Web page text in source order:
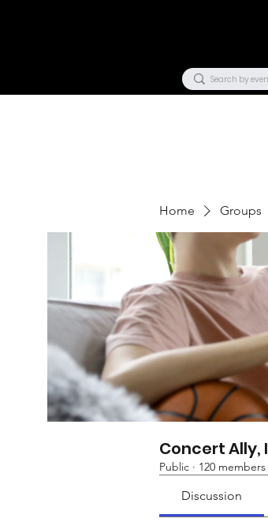
Home Groups
Concert Ally,
Public · 120 members
Discussion